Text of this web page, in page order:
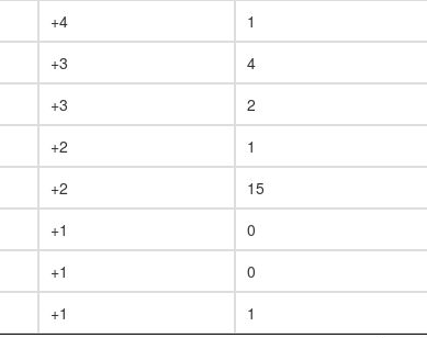
+4
1
+3
4
+3
2
+2
1
+2
15
+1
0
+1
0
+1 1